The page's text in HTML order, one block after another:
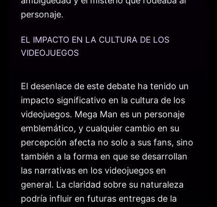
personaje.
EL IMPACTO EN LA CULTURA DE LOS
VIDEOJUEGOS
El desenlace de este debate ha tenido un
impacto significativo en la cultura de los
videojuegos. Mega Man es un personaje
emblemático, y cualquier cambio en su
percepción afecta no solo a sus fans, sino
también a la forma en que se desarrollan
las narrativas en los videojuegos en
general. La claridad sobre su naturaleza
podría influir en futuras entregas de la